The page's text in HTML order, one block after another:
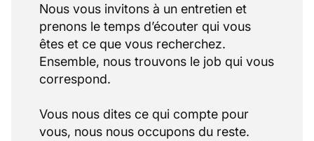
Nous vous invitons à un entretien et
prenons le temps d’écouter qui vous
êtes et ce que vous recherchez.
Ensemble, nous trouvons le job qui vous
correspond.
Vous nous dites ce qui compte pour